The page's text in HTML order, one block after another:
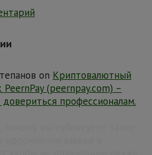
on Криптовалютный
(peernpay.com) –
профессионалам.